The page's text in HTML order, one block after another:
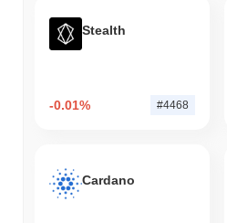
Stealth
-0.01% #4468
Cardano